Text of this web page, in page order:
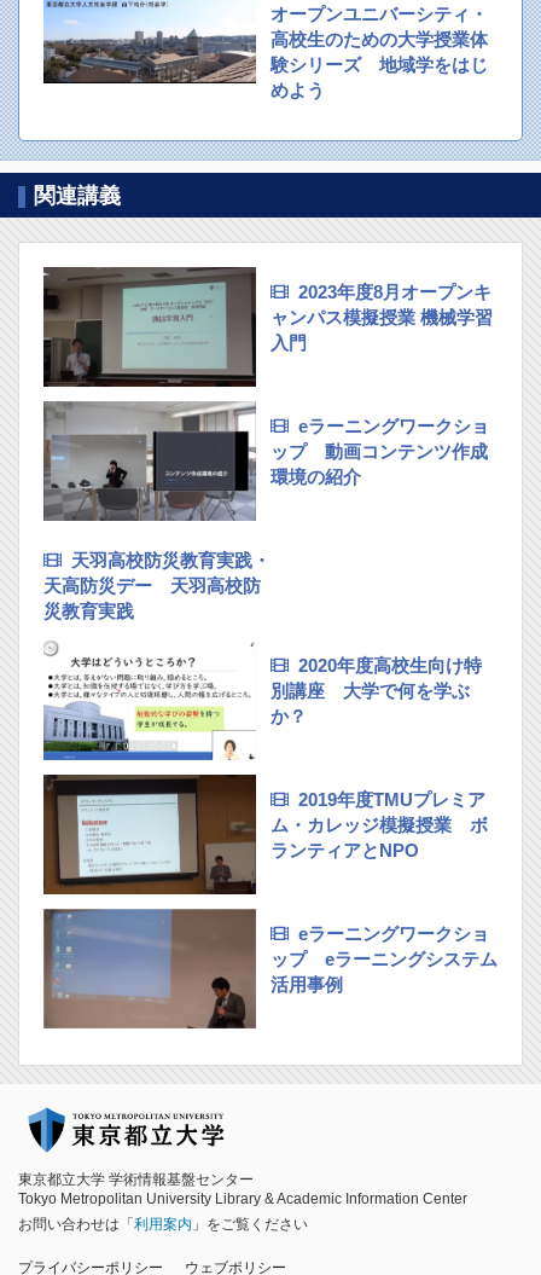
オープンユニバーシティ・
高校生のための大学授業体
験シリーズ 地域学をはじ
めよう
関連講義
2023年度8月オープンキ
ャンパス模擬授業 機械学習
入門
eラーニングワークショ
ップ 動画コンテンツ作成
環境の紹介
天羽高校防災教育実践・
天高防災デー 天羽高校防
災教育実践
2020年度高校生向け特
別講座 大学で何を学ぶ
か？
2019年度TMUプレミア
ム・カレッジ模擬授業 ボ
ランティアとNPO
eラーニングワークショ
ップ eラーニングシステム
活用事例
東京都立大学 学術情報基盤センター
Tokyo Metropolitan University Library & Academic Information Center
お問い合わせは「利用案内 」をご覧ください
プライバシーポリシー ウェブポリシー